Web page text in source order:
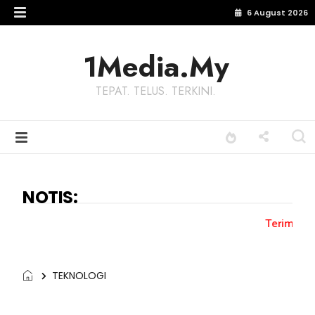
6 August 2026
1Media.My
TEPAT. TELUS. TERKINI.
NOTIS:
Terima kasih kepada
TEKNOLOGI